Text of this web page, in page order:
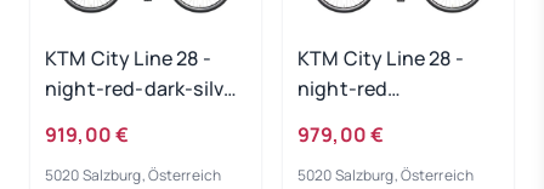
KTM City Line 28 -
night-red-dark-silver
919,00 €
5020 Salzburg, Österreich
KTM City Line 28 -
night-red
979,00 €
5020 Salzburg, Österreich